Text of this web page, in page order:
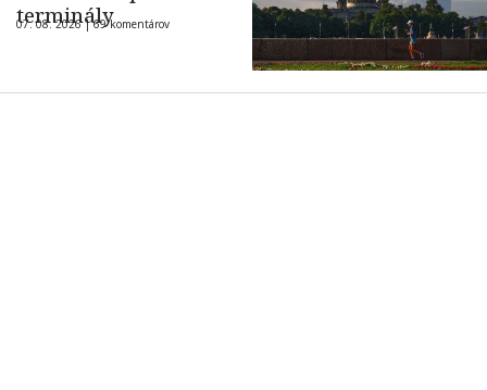
terminály
07. 08. 2026 |69 komentárov